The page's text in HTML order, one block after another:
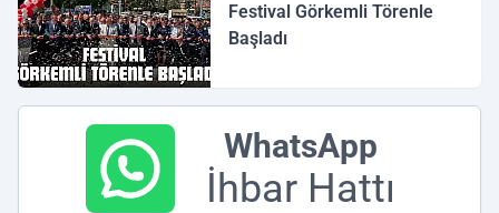
Festival Görkemli Törenle
Başladı
WhatsApp
İhbar Hattı